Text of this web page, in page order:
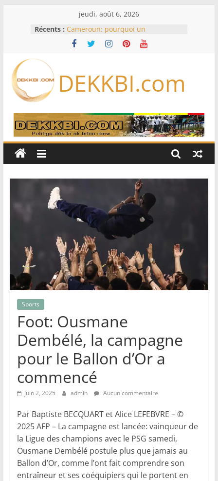
jeudi, août 6, 2026
Récents : Cameroun: pourquoi un
remaniement au sommet de
l’armée alors que Paul Biya est hors
logiciels écrits par l’IA, dominé par
Anthropic et OpenAI
Disney s’associe à TikTok pour tirer
davantage profit de ses univers
légendaires
France – Algérie: l’affaire Mehdi
policière contre le narcotrafic
DEKKBI.com
Sports
Foot: Ousmane
Dembélé, la campagne
pour le Ballon d’Or a
commencé
juin 2, 2025 admin Aucun commentaire
Par Baptiste BECQUART et Alice LEFEBVRE – ©
2025 AFP – La campagne est lancée: vainqueur de
la Ligue des champions avec le PSG samedi,
Ousmane Dembélé postule plus que jamais au
Ballon d’Or, comme l’ont fait comprendre son
entraîneur et ses coéquipiers qui le portent en